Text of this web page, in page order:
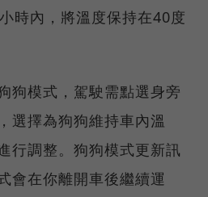
時內，將溫度保持在40度
狗模式，駕駛需點選身旁
選擇為狗狗維持車內溫
行調整。狗狗模式更新訊
會在你離開車後繼續運